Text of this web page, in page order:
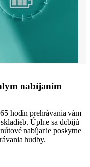
nabíjaním
hodín prehrávania vám
Úplne sa dobijú
nabíjanie poskytne
hudby.